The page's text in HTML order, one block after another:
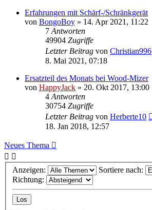
Erfahrungen mit Schärf-/Schränkgerät
von BongoBoy » 14. Apr 2021, 11:22
7 Antworten
49904 Zugriffe
Letzter Beitrag von Christian996
8. Mai 2021, 07:18
Ersatzteil des Monats bei Wood-Mizer
von HappyJack » 20. Okt 2017, 13:00
4 Antworten
30754 Zugriffe
Letzter Beitrag von Herberte10
18. Jan 2018, 12:57
Neues Thema
Anzeigen:
Sortiere nach:
Richtung: